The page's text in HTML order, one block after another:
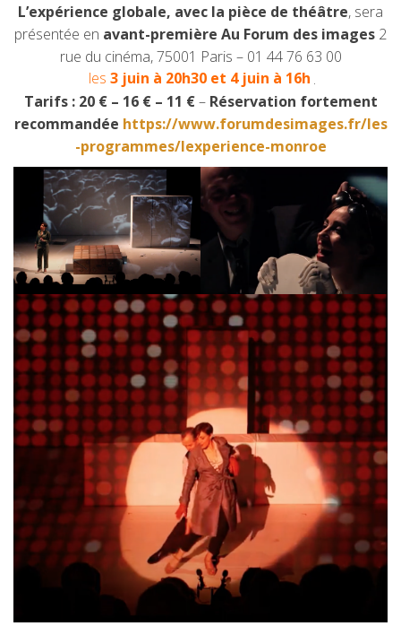
L’expérience globale, avec la pièce de théâtre, sera
présentée en avant-première Au Forum des images 2
rue du cinéma, 75001 Paris – 01 44 76 63 00
les 3 juin à 20h30 et 4 juin à 16h .
Tarifs : 20 € – 16 € – 11 €– Réservation fortement
recommandée https://www.forumdesimages.fr/les
-programmes/lexperience-monroe